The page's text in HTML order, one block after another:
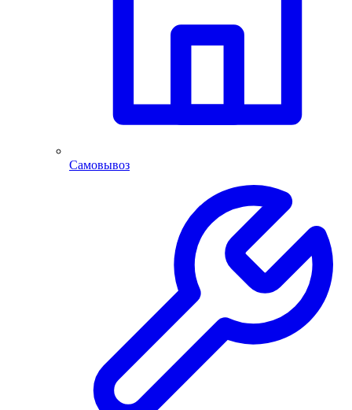
Самовывоз